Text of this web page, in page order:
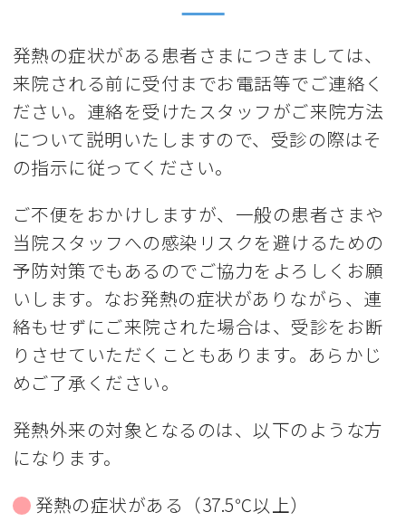
発熱の症状がある患者さまにつきましては、
来院される前に受付までお電話等でご連絡く
ださい。連絡を受けたスタッフがご来院方法
について説明いたしますので、受診の際はそ
の指示に従ってください。
ご不便をおかけしますが、一般の患者さまや
当院スタッフへの感染リスクを避けるための
予防対策でもあるのでご協力をよろしくお願
いします。なお発熱の症状がありながら、連
絡もせずにご来院された場合は、受診をお断
りさせていただくこともあります。あらかじ
めご了承ください。
発熱外来の対象となるのは、以下のような方
になります。
発熱の症状がある（37.5℃以上）